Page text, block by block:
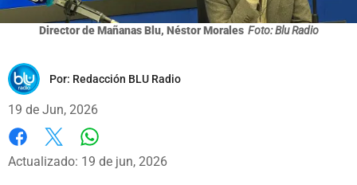
Director de Mañanas Blu, Néstor Morales Foto: Blu Radio
Por: Redacción BLU Radio
19 de Jun, 2026
Facebook
X
Actualizado: 19 de jun, 2026